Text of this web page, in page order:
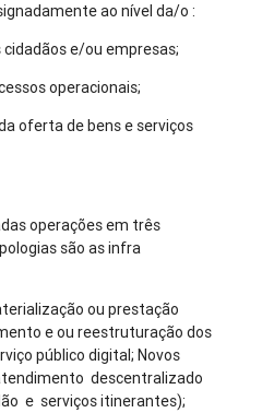
ao nível da/o :
e/ou empresas;
operacionais;
oferta de bens e serviços
operações em três
são as infra
ou prestação
e ou reestruturação dos
público digital; Novos
descentralizado
e serviços itinerantes);